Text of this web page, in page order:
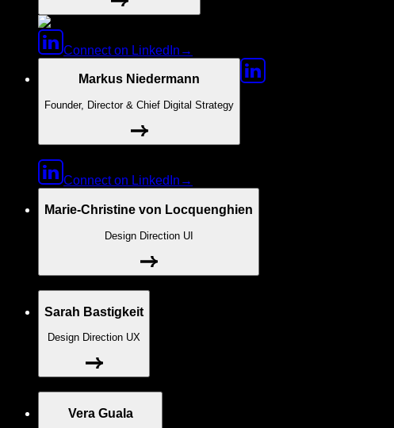
Connect on LinkedIn →
Markus Niedermann
Founder, Director & Chief Digital Strategy
Connect on LinkedIn →
Marie-Christine von Locquenghien
Design Direction UI
Sarah Bastigkeit
Design Direction UX
Vera Guala